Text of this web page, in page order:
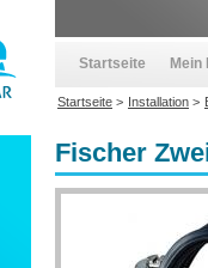
Fischer
Startseite Mein
Startseite > Installation >